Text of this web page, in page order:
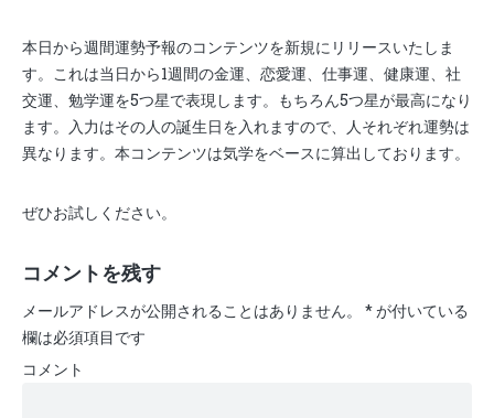
本日から週間運勢予報のコンテンツを新規にリリースいたしま
す。これは当日から1週間の金運、恋愛運、仕事運、健康運、社
交運、勉学運を5つ星で表現します。もちろん5つ星が最高になり
ます。入力はその人の誕生日を入れますので、人それぞれ運勢は
異なります。本コンテンツは気学をベースに算出しております。
ぜひお試しください。
コメントを残す
メールアドレスが公開されることはありません。 *が付いている
欄は必須項目です
コメント